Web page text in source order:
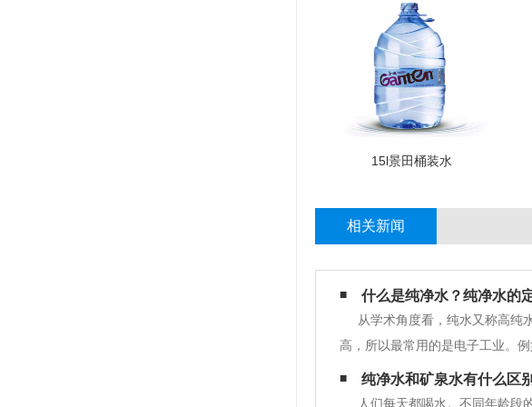
15l景田桶装水
相关新闻
什么是纯净水？纯净水的
从学术角度看，纯水又称高纯
高，所以最常用的是电子工业。
电子(微电子)元器件(或材料)的
杂性和影响产品质
纯净水和矿泉水有什么区
人们每天都喝水。不同年龄段